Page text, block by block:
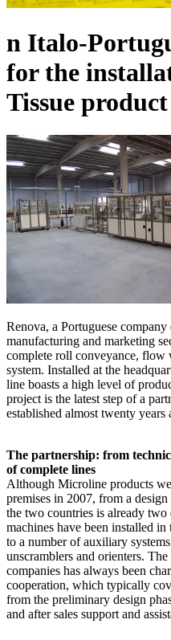
n Italo-
for the
Tissue
Renova, a Portuguese
manufacturing and marketing
complete roll conveyance, flow
system. Installed at the
line boasts a high level of
project is the latest step of a
established almost twenty years
The partnership: from
of complete lines
Although Microline products
premises in 2007, from a
the two countries is already two
machines have been installed
to a number of auxiliary
unscramblers and orienters.
companies has always been
cooperation, which typically
from the preliminary design
and after sales support and